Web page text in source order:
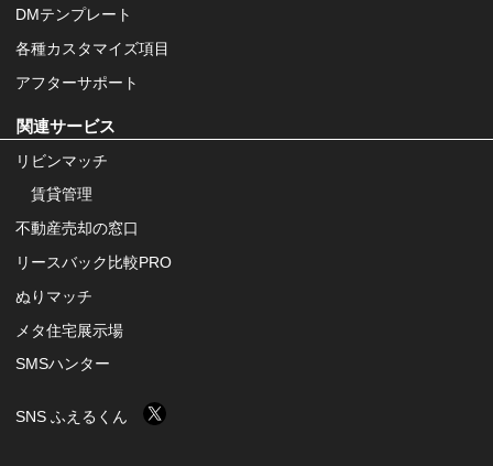
DMテンプレート
各種カスタマイズ項目
アフターサポート
関連サービス
リビンマッチ
賃貸管理
不動産売却の窓口
リースバック比較PRO
ぬりマッチ
メタ住宅展示場
SMSハンター
SNS ふえるくん